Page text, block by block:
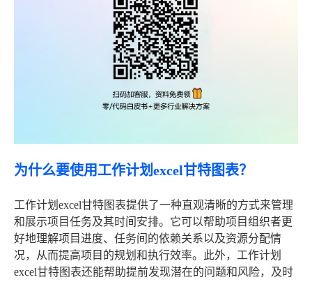
为什么要使用工作计划excel甘特图表？
工作计划excel甘特图表提供了一种直观清晰的方式来管理
和展示项目任务及其时间安排。它可以帮助项目组织者更
好地理解项目进度、任务间的依赖关系以及资源分配情
况，从而提高项目的规划和执行效率。此外，工作计划
excel甘特图表还能帮助提前发现潜在的问题和风险，及时